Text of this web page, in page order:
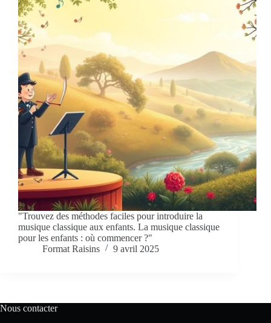
"Trouvez des méthodes faciles pour introduire la
musique classique aux enfants. La musique classique
pour les enfants : où commencer ?"
Format Raisins
9 avril 2025
Nous contacter